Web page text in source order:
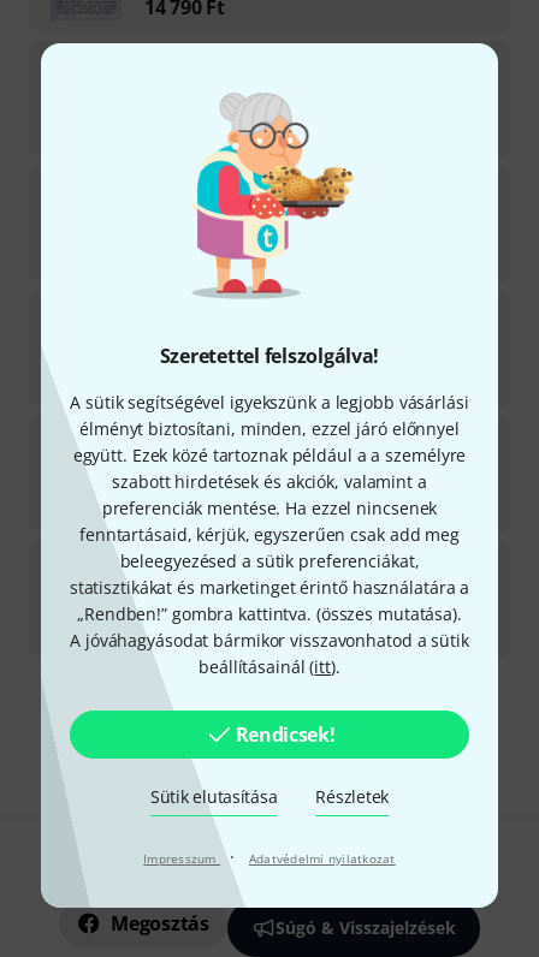
Szeretettel felszolgálva!
A sütik segítségével igyekszünk a legjobb vásárlási
élményt biztosítani, minden, ezzel járó előnnyel
együtt. Ezek közé tartoznak például a a személyre
szabott hirdetések és akciók, valamint a
preferenciák mentése. Ha ezzel nincsenek
fenntartásaid, kérjük, egyszerűen csak add meg
beleegyezésed a sütik preferenciákat,
statisztikákat és marketinget érintő használatára a
„Rendben!” gombra kattintva. (összes mutatása).
A jóváhagyásodat bármikor visszavonhatod a sütik
beállításainál (itt).
Rendicsek!
Sütik elutasítása Részletek
Impresszum · Adatvédelmi nyilatkozat
14 790 Ft
Azonnal szállítható
Music Sales 100 Classical Themes Saxophone
2
Azonnal szállítható
Ft
Azonnal szállítható
Music Sales Bob Dylan Anthology
2
Azonnal szállítható
11 690 Ft
Music SalesGuitar Music of Brazil
1
Azonnal szállítható
12 990Ft
Díjmentes szállítás 79 000 Ft fölött
Minden ár tartalmazza az ÁFÁ-t
Tetszik, amit látsz?
Megosztás Súgó & Visszajelzések